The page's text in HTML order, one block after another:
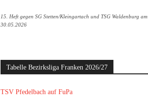
15. Heft gegen SG Stetten/Kleingartach und TSG Waldenburg am
30.05.2026
Tabelle Bezirksliga Franken 2026/27
TSV Pfedelbach auf FuPa